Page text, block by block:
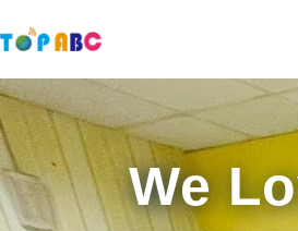
至
要
內
容
We